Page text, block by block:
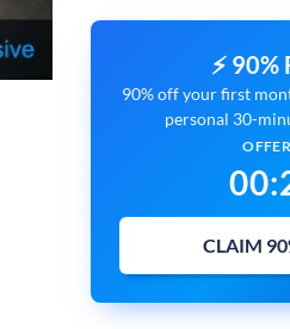
⚡ 90%
90% off your first
personal 30-
00:
CLAIM